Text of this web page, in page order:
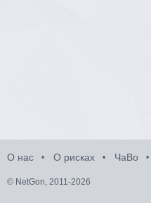
О нас О рисках ЧаВо
© NetGon, 2011-2026